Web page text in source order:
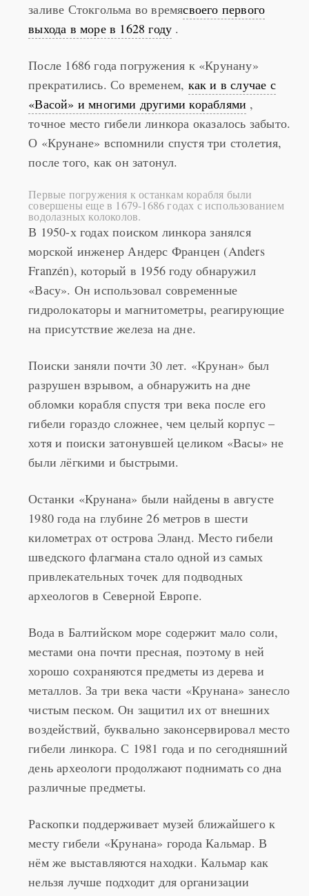
заливе Стокгольма во времясвоего первого
выхода в море в 1628 году .
После 1686 года погружения к «Крунану»
прекратились. Со временем, как и в случае с
«Васой» и многими другими кораблями ,
точное место гибели линкора оказалось забыто.
О «Крунане» вспомнили спустя три столетия,
после того, как он затонул.
Первые погружения к останкам корабля были
совершены еще в 1679-1686 годах с использованием
водолазных колоколов.
В 1950-х годах поиском линкора занялся
морской инженер Андерс Францен (Anders
Franzén), который в 1956 году обнаружил
«Васу». Он использовал современные
гидролокаторы и магнитометры, реагирующие
на присутствие железа на дне.
Поиски заняли почти 30 лет. «Крунан» был
разрушен взрывом, а обнаружить на дне
обломки корабля спустя три века после его
гибели гораздо сложнее, чем целый корпус –
хотя и поиски затонувшей целиком «Васы» не
были лёгкими и быстрыми.
Останки «Крунана» были найдены в августе
1980 года на глубине 26 метров в шести
километрах от острова Эланд. Место гибели
шведского флагмана стало одной из самых
привлекательных точек для подводных
археологов в Северной Европе.
Вода в Балтийском море содержит мало соли,
местами она почти пресная, поэтому в ней
хорошо сохраняются предметы из дерева и
металлов. За три века части «Крунана» занесло
чистым песком. Он защитил их от внешних
воздействий, буквально законсервировал место
гибели линкора. С 1981 года и по сегодняшний
день археологи продолжают поднимать со дна
различные предметы.
Раскопки поддерживает музей ближайшего к
месту гибели «Крунана» города Кальмар. В
нём же выставляются находки. Кальмар как
нельзя лучше подходит для организации